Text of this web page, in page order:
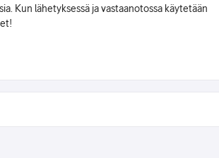
Kun lähetyksessä ja vastaanotossa käytetään